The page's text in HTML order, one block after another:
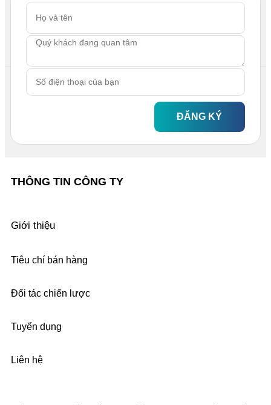
ĐĂNG KÝ
THÔNG TIN CÔNG TY
Giới thiệu
Tiêu chí bán hàng
Đối tác chiến lược
Tuyển dụng
Liên hệ